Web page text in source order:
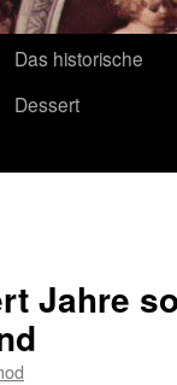
Das historische
Dessert
Jahre